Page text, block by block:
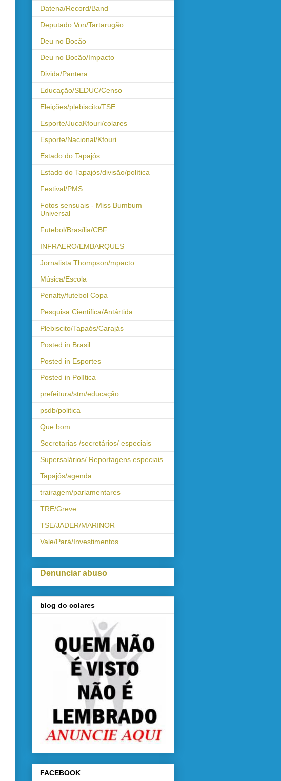
Datena/Record/Band
Deputado Von/Tartarugão
Deu no Bocão
Deu no Bocão/Impacto
Divida/Pantera
Educação/SEDUC/Censo
Eleições/plebiscito/TSE
Esporte/JucaKfouri/colares
Esporte/Nacional/Kfouri
Estado do Tapajós
Estado do Tapajós/divisão/política
Festival/PMS
Fotos sensuais - Miss Bumbum
Universal
Futebol/Brasília/CBF
INFRAERO/EMBARQUES
Jornalista Thompson/mpacto
Música/Escola
Penalty/futebol Copa
Pesquisa Cientifica/Antártida
Plebiscito/Tapaós/Carajás
Posted in Brasil
Posted in Esportes
Posted in Política
prefeitura/stm/educação
psdb/politica
Que bom...
Secretarias /secretários/ especiais
Supersalários/ Reportagens especiais
Tapajós/agenda
trairagem/parlamentares
TRE/Greve
TSE/JADER/MARINOR
Vale/Pará/Investimentos
Denunciar abuso
blog do colares
FACEBOOK